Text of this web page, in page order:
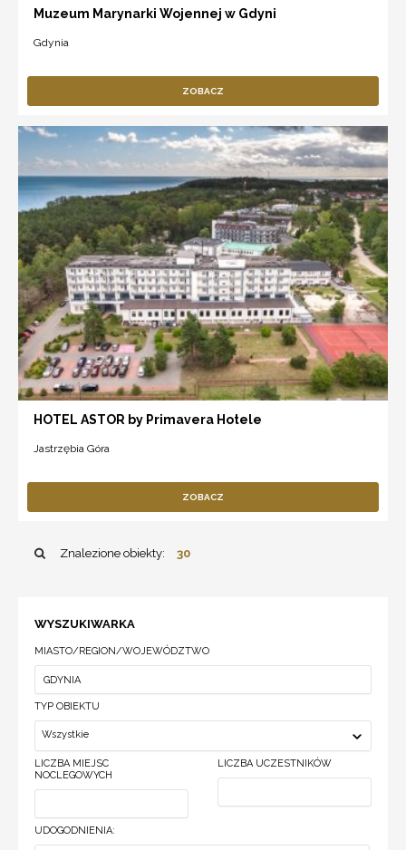
Muzeum Marynarki Wojennej w Gdyni
Gdynia
ZOBACZ
HOTEL ASTOR by Primavera Hotele
Jastrzębia Góra
ZOBACZ
Znalezione obiekty: 30
WYSZUKIWARKA
MIASTO/REGION/WOJEWÓDZTWO
TYP OBIEKTU
Wszystkie
LICZBA MIEJSC
NOCLEGOWYCH
LICZBA UCZESTNIKÓW
UDOGODNIENIA: